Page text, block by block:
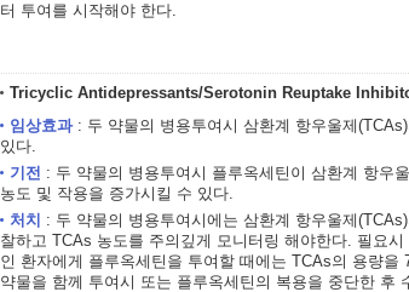
터 투여를 시작해야 한다.
Tricyclic Antidepressants/Serotonin Reuptake
임상효과: 두 약물의 병용투여시 삼환계 항우울제
있다.
기전 : 두 약물의 병용투여시 플루옥세틴이 삼환계 항우
농도 및 작용을 증가시킬 수 있다.
처치 : 두 약물의 병용투여시에는 삼환계 항우울제
찰하고 TCAs 농도를 주의깊게 모니터링 해야한다. 필요
인 환자에게 플루옥세틴을 투여할 때에는 TCAs의 용량을
약물을 함께 투여시 또는 플루옥세틴의 복용을 중단한 후